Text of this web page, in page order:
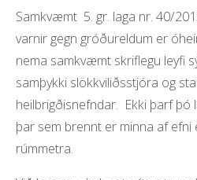
Samkvæmt 5. gr. laga nr. 40/
varnir gegn gróðureldum er
nema samkvæmt skriflegu leyfi
samþykki slökkviliðsstjóra og
heilbrigðisnefndar. Ekki þarf þó
þar sem brennt er minna af efni
rúmmetra.
umhverfi.
Neysluvatn
Hreint vatn til
landsmenn eigi að
Vatnsveita